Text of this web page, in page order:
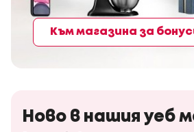
Към магазина за
Ново в нашия уеб